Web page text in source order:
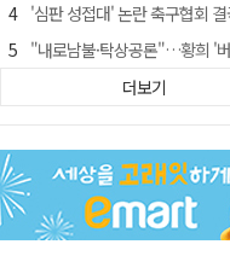
'심판 성접대' 논란 축구협회 결국 사과…"깊이 반성, 쇄
"내로남불·탁상공론"…황희 '버스 청년주택' 제안에 與 내부
"경로당 통장에 비밀번호가 적혀 있다"…전국 돌며 경로당 13곳
예안향교 대성전, '국가지정
휠체어 환자 발로 밀어 숨지게 한 70대 간병인…2심도
박권현 청도군수, 국무총리에 "청도 물 공급 최대 3만t
더보기